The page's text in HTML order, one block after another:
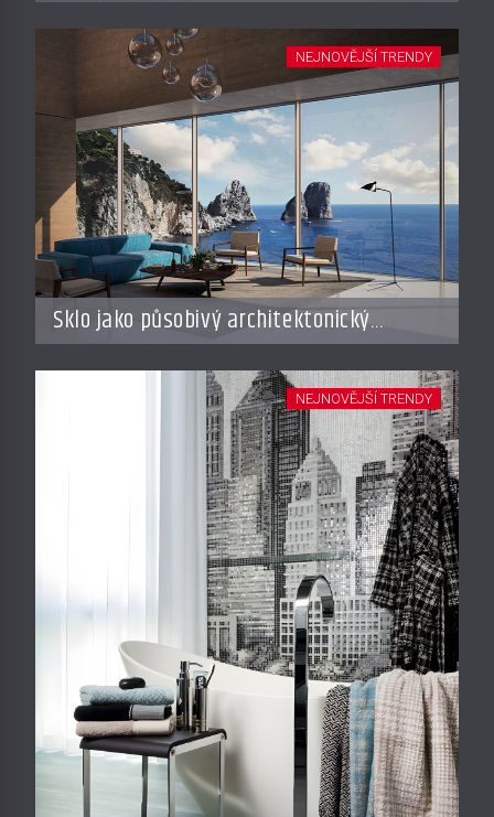
Sklo jako působivý architektonický
materiál
NEJNOVĚJŠÍ TRENDY
NEJNOVĚJŠÍ TRENDY